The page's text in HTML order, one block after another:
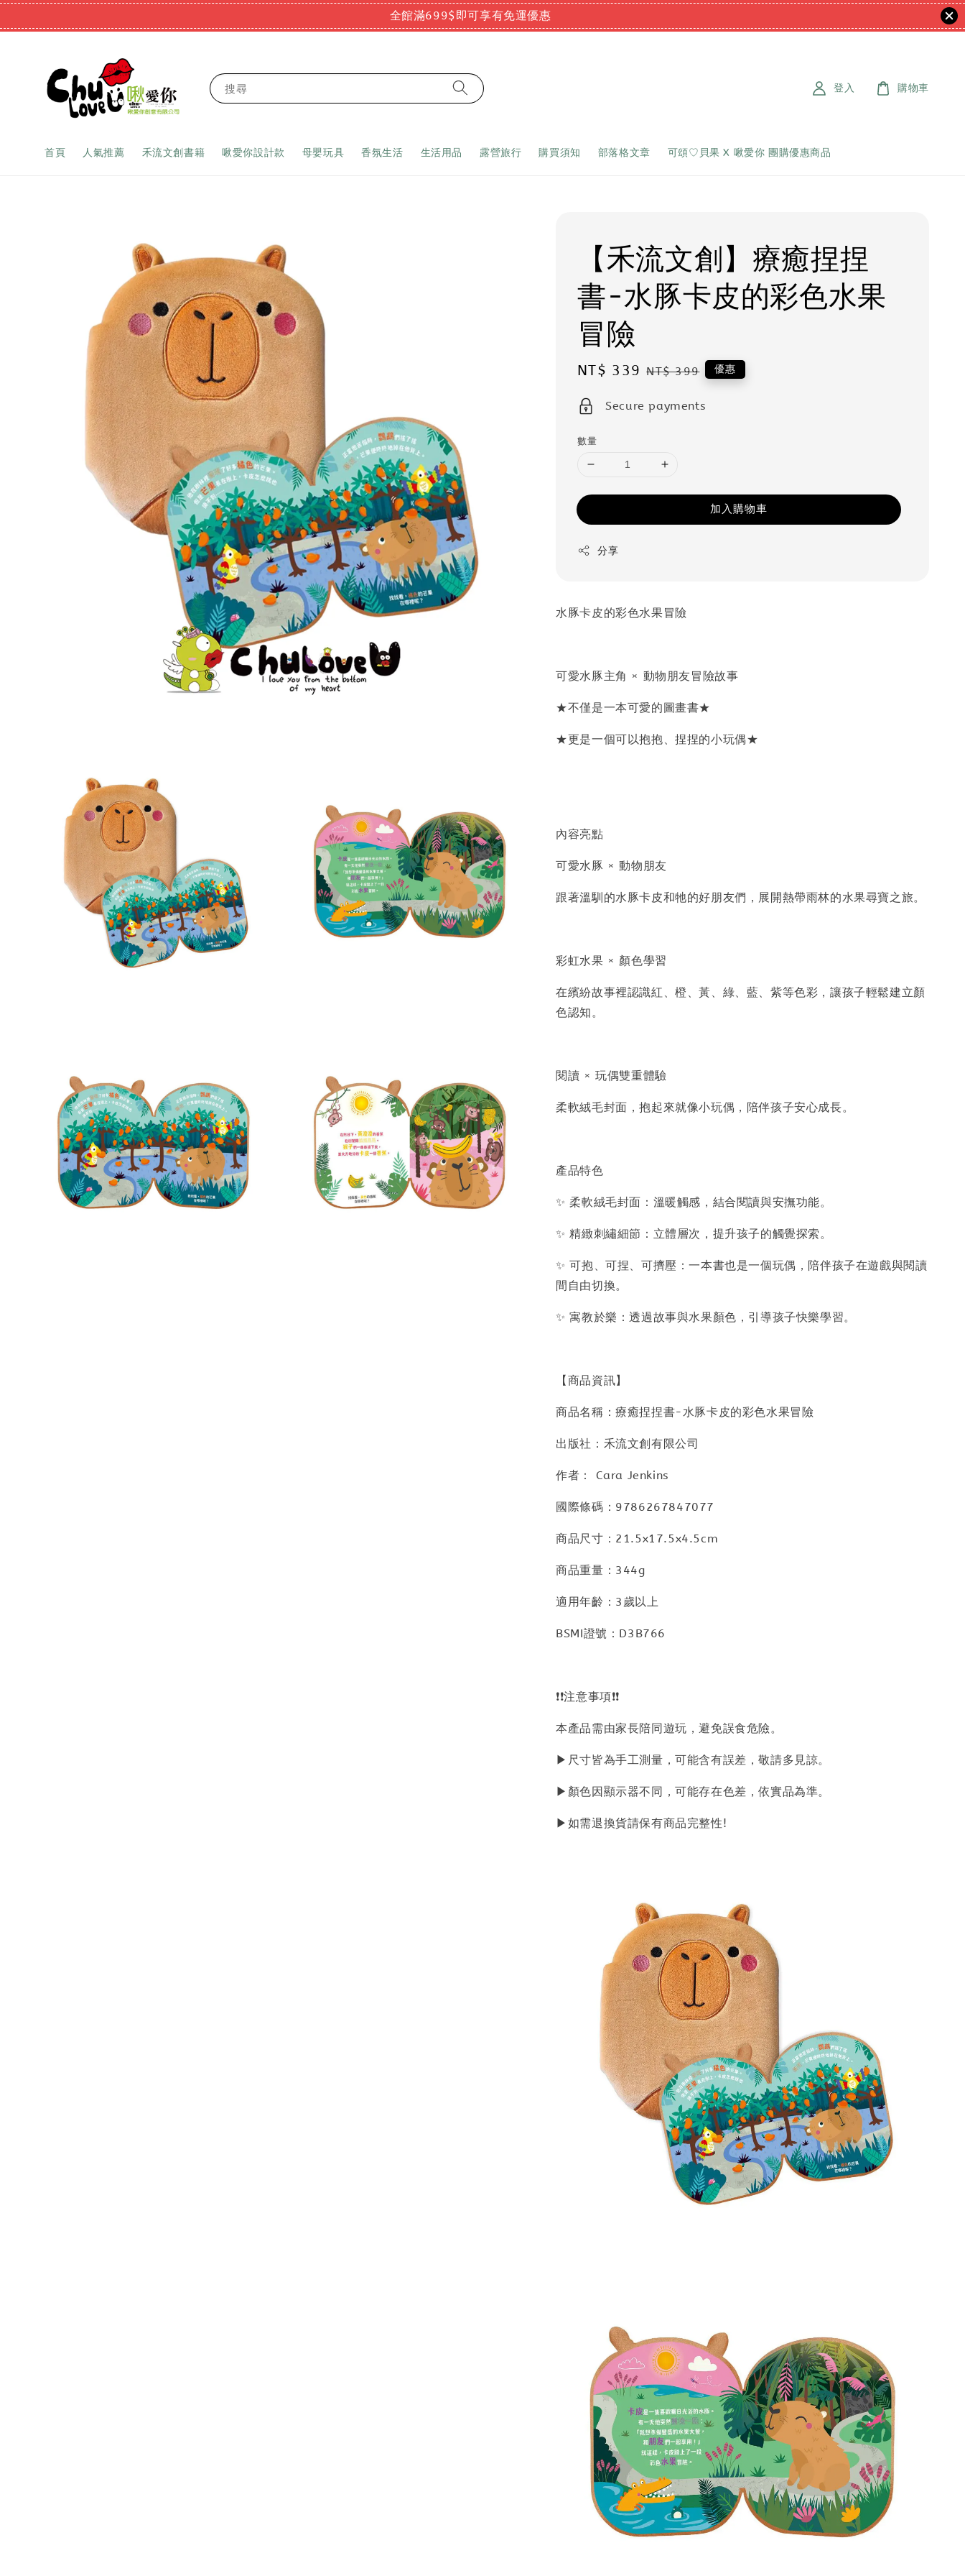
全館滿699$即可享有免運優惠
搜尋
首頁 人氣推薦 禾流文創書籍 啾愛你設計款 母嬰玩具 香氛生活 生活用品 露營旅行 購買須知 部落格文章 可頌♡貝果 X 啾愛你 團購優惠商品
登入 購物車
【禾流文創】療癒捏捏
書-水豚卡皮的彩色水果
冒險
Sale
NT$ 339 Regular
NT$ 399 優惠
Secure payments
數量
加入購物車
分享
水豚卡皮的彩色水果冒險
可愛水豚主角 × 動物朋友冒險故事
★不僅是一本可愛的圖畫書★
★更是一個可以抱抱、捏捏的小玩偶★
內容亮點
可愛水豚 × 動物朋友
跟著溫馴的水豚卡皮和牠的好朋友們，展開熱帶雨林的水果尋寶之旅。
彩虹水果 × 顏色學習
在繽紛故事裡認識紅、橙、黃、綠、藍、紫等色彩，讓孩子輕鬆建立顏
色認知。
閱讀 × 玩偶雙重體驗
柔軟絨毛封面，抱起來就像小玩偶，陪伴孩子安心成長。
產品特色
✨ 柔軟絨毛封面：溫暖觸感，結合閱讀與安撫功能。
✨ 精緻刺繡細節：立體層次，提升孩子的觸覺探索。
✨ 可抱、可捏、可擠壓：一本書也是一個玩偶，陪伴孩子在遊戲與閱讀
間自由切換。
✨ 寓教於樂：透過故事與水果顏色，引導孩子快樂學習。
【商品資訊】
商品名稱：療癒捏捏書-水豚卡皮的彩色水果冒險
出版社：禾流文創有限公司
作者： Cara Jenkins
國際條碼：9786267847077
商品尺寸：21.5x17.5x4.5cm
商品重量：344g
適用年齡：3歲以上
BSMI證號：D3B766
❗❗注意事項❗❗
本產品需由家長陪同遊玩，避免誤食危險。
▶尺寸皆為手工測量，可能含有誤差，敬請多見諒。
▶顏色因顯示器不同，可能存在色差，依實品為準。
▶如需退換貨請保有商品完整性!